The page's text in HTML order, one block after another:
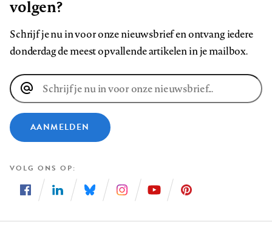
volgen?
Schrijf je nu in voor onze nieuwsbrief en ontvang iedere
donderdag de meest opvallende artikelen in je mailbox.
E-
mailadres
AANMELDEN
VOLG ONS OP
ons
ons
ons
ons
ons
ons